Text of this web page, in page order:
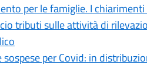
per le famiglie. I
tributi sulle attività di
per Covid: in